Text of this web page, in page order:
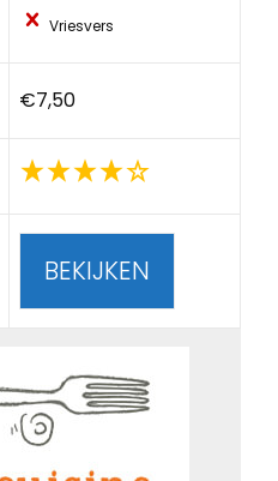
Vriesvers
€7,50
BEKIJKEN